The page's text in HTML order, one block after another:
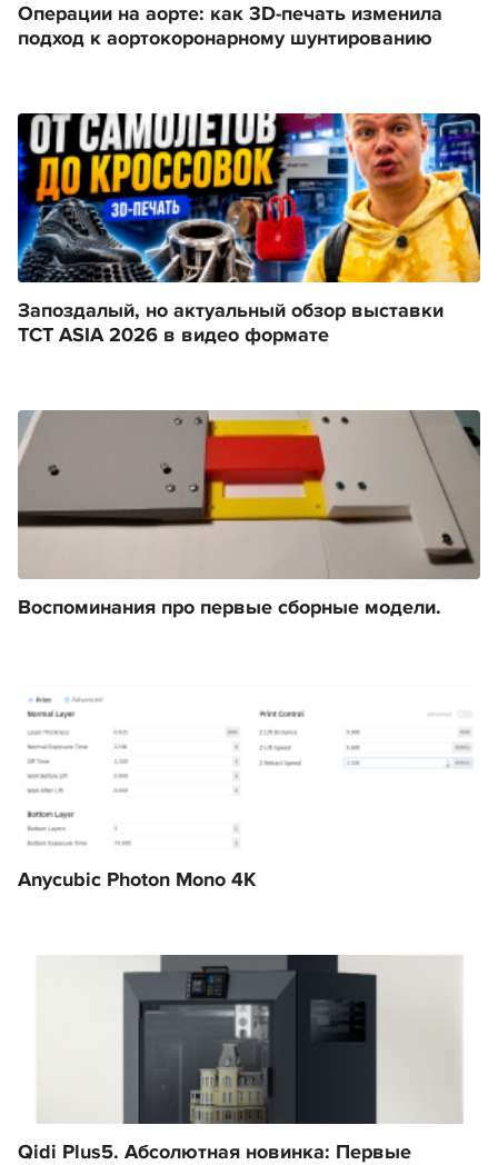
Операции на аорте: как 3D-печать изменила
подход к аортокоронарному шунтированию
Запоздалый, но актуальный обзор выставки
TCT ASIA 2026 в видео формате
Воспоминания про первые сборные модели.
Anycubic Photon Mono 4K
Qidi Plus5. Абсолютная новинка: Первые